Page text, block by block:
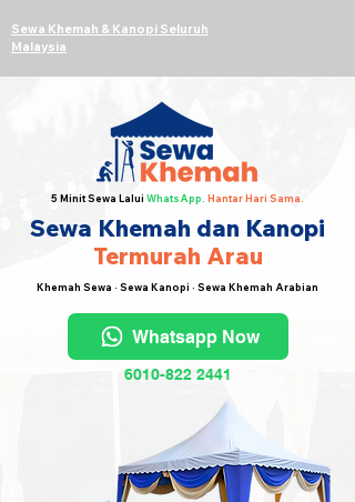
Sewa Khemah & Kanopi Seluruh
Malaysia
5 Minit Sewa Lalui WhatsApp. Hantar Hari Sama.
Sewa Khemah dan Kanopi
Termurah Arau
Khemah Sewa · Sewa Kanopi · Sewa Khemah Arabian
Whatsapp Now
6010-822 2441